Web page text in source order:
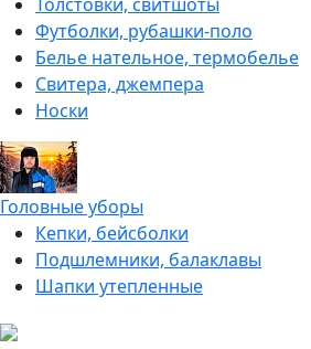
Футболки, рубашки-поло
Белье нательное, термобелье
Свитера, джемпера
Носки
Головные уборы
Кепки, бейсболки
Подшлемники, балаклавы
Шапки утепленные